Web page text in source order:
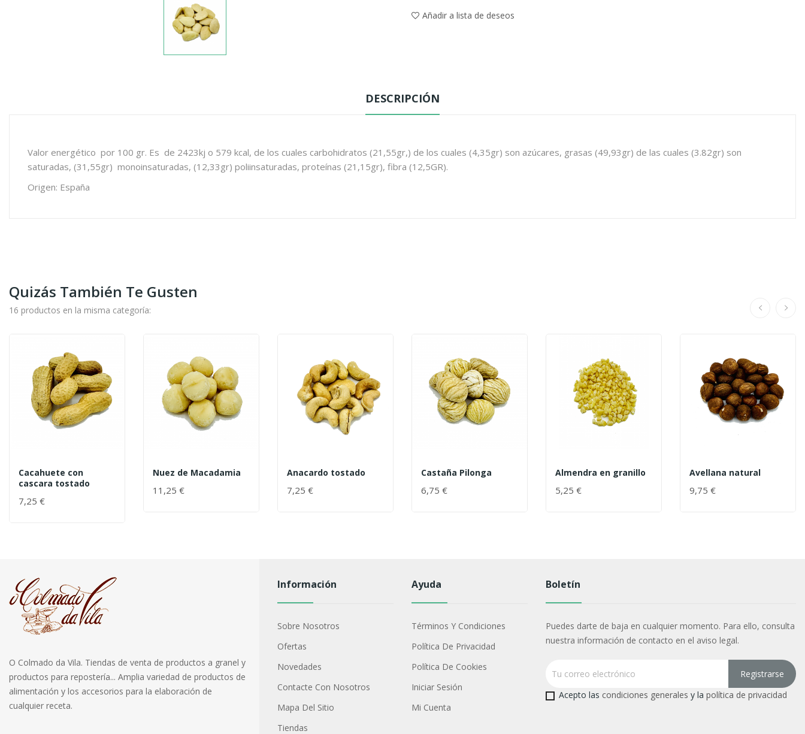
Añadir a lista de deseos
DESCRIPCIÓN
Valor energético por 100 gr. Es de 2423kj o 579 kcal, de los cuales carbohidratos (21,55gr,) de los cuales (4,35gr) son azúcares, grasas (49,93gr) de las cuales (3.82gr) son
saturadas, (31,55gr) monoinsaturadas, (12,33gr) poliinsaturadas, proteínas (21,15gr), fibra (12,5GR).
Origen: España
Quizás También Te Gusten
16 productos en la misma categoría:
Cacahuete con
cascara tostado
7,25 €
Nuez de Macadamia
11,25 €
Anacardo tostado
7,25 €
Castaña Pilonga
6,75 €
Almendra en granillo
5,25 €
Avellana natural
9,75 €
O Colmado da Vila. Tiendas de venta de productos a granel y
productos para repostería... Amplia variedad de productos de
alimentación y los accesorios para la elaboración de
cualquier receta.
Información
Sobre Nosotros
Ofertas
Novedades
Contacte Con Nosotros
Mapa Del Sitio
Tiendas
Ayuda
Términos Y Condiciones
Política De Privacidad
Política De Cookies
Iniciar Sesión
Mi Cuenta
Boletín
Puedes darte de baja en cualquier momento. Para ello, consulta
nuestra información de contacto en el aviso legal.
Acepto las condiciones generales y la política de privacidad